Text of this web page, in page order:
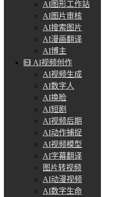
AI图形工作站
AI图片审核
AI搜索图片
AI漫画翻译
AI博主
AI视频创作
AI视频生成
AI数字人
AI换脸
AI短剧
AI视频后期
AI动作捕捉
AI视频模型
AI字幕翻译
图片转视频
AI动漫视频
AI数字生命